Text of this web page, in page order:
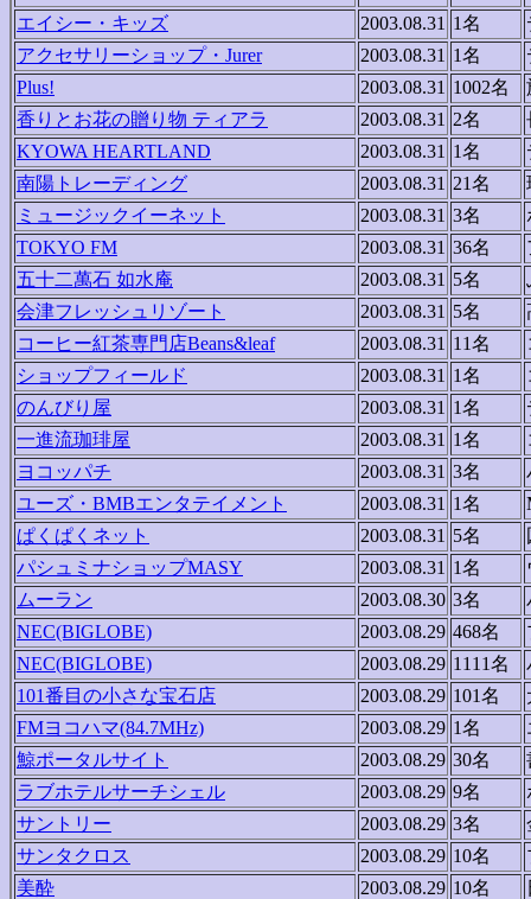
エイシー・キッズ
2003.08.31 1名
アクセサリーショップ・Jurer
2003.08.31 1名
Plus!
2003.08.31 1002名
香りとお花の贈り物 ティアラ
2003.08.31 2名
KYOWA HEARTLAND
2003.08.31 1名
南陽トレーディング
2003.08.31 21名
ミュージックイーネット
2003.08.31 3名
TOKYO FM
2003.08.31 36名
五十二萬石 如水庵
2003.08.31 5名
会津フレッシュリゾート
2003.08.31 5名
コーヒー紅茶専門店Beans&leaf
2003.08.31 11名
ショップフィールド
2003.08.31 1名
のんびり屋
2003.08.31 1名
一進流珈琲屋
2003.08.31 1名
ヨコッパチ
2003.08.31 3名
ユーズ・BMBエンタテイメント
2003.08.31 1名
ぱくぱくネット
2003.08.31 5名
パシュミナショップMASY
2003.08.31 1名
ムーラン
2003.08.30 3名
NEC(BIGLOBE)
2003.08.29 468名
NEC(BIGLOBE)
2003.08.29 1111名
101番目の小さな宝石店
2003.08.29 101名
FMヨコハマ(84.7MHz)
2003.08.29 1名
鯨ポータルサイト
2003.08.29 30名
ラブホテルサーチシェル
2003.08.29 9名
サントリー
2003.08.29 3名
サンタクロス
2003.08.29 10名
美酔
2003.08.29 10名